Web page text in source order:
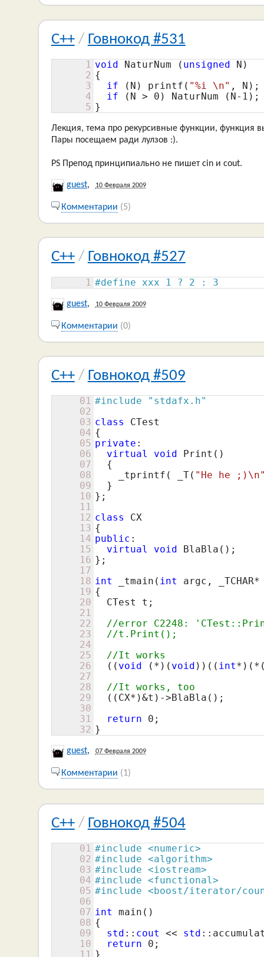
C++/ Говнокод #531
1
2
3
4
5
void NaturNum ( unsigned N)
{
if (N) printf( "%i \n" , N);
if (N > 0 ) NaturNum (N- 1 );
}
Лекция, тема про рекурсивные функции, функция
Пары посещаем ради лулзов :).
PS Препод принципиально не пишет cin и cout.
guest, 10 Февраля 2009
Комментарии (5)
C++/ Говнокод #527
1 #define xxx 1 ? 2 : 3
guest, 10 Февраля 2009
Комментарии (0)
C++/ Говнокод #509
01
02
03
04
05
06
07
08
09
10
11
12
13
14
15
16
17
18
19
20
21
22
23
24
25
26
27
28
29
30
31
32
#include "stdafx.h"
class
CTest
private :
virtual
void
Print()
  {
    _tprintf( _T(
"He he
  }
};
class
CX
public :
virtual
void
BlaBla();
};
int
_tmain( int
argc,
{
  CTest t;
//error C2248:
//t.Print();
//It works
  ((
void (*)( void ))(( int
//It works, too
  ((CX*)&t)->BlaBla();
return
0 ;
}
guest, 07 Февраля 2009
Комментарии (1)
C++/ Говнокод #504
01
02
03
04
05
06
07
08
09
10
11
#include <numeric>
#include <algorithm>
#include <iostream>
#include <functional>
#include <boost/iterator/
int
main()
{
std :: cout << std
return
0 ;
}